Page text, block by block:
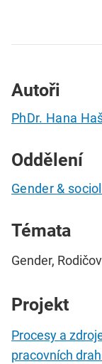
Autoři
PhDr. Hana
Oddělení
Gender &
Témata
Gender,
Projekt
Procesy a
pracovních